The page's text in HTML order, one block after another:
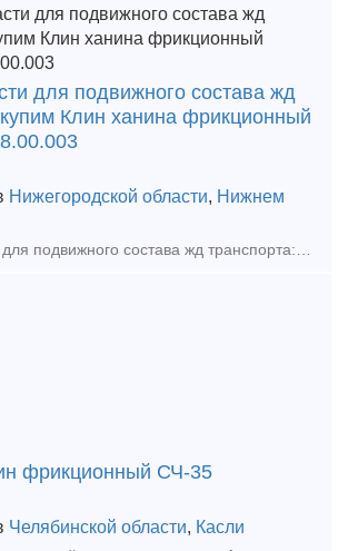
для подвижного состава жд
Клин ханина фрикционный
Нижегородской области, Нижнем
фрикционный СЧ-35
Челябинской области, Касли